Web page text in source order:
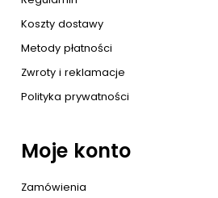
Koszty dostawy
Metody płatności
Zwroty i reklamacje
Polityka prywatności
Moje konto
Zamówienia